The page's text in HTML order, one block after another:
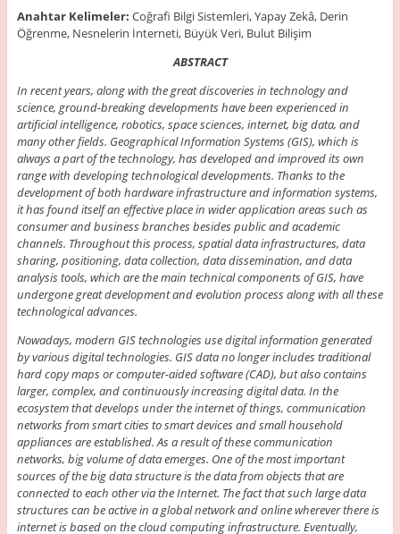
Anahtar Kelimeler: Coğrafi Bilgi Sistemleri, Yapay Zekâ, Derin
Öğrenme, Nesnelerin İnterneti, Büyük Veri, Bulut Bilişim
ABSTRACT
In recent years, along with the great discoveries in technology and
science, ground-breaking developments have been experienced in
artificial intelligence, robotics, space sciences, internet, big data, and
many other fields. Geographical Information Systems (GIS), which is
always a part of the technology, has developed and improved its own
range with developing technological developments. Thanks to the
development of both hardware infrastructure and information systems,
it has found itself an effective place in wider application areas such as
consumer and business branches besides public and academic
channels. Throughout this process, spatial data infrastructures, data
sharing, positioning, data collection, data dissemination, and data
analysis tools, which are the main technical components of GIS, have
undergone great development and evolution process along with all these
technological advances.
Nowadays, modern GIS technologies use digital information generated
by various digital technologies. GIS data no longer includes traditional
hard copy maps or computer-aided software (CAD), but also contains
larger, complex, and continuously increasing digital data. In the
ecosystem that develops under the internet of things, communication
networks from smart cities to smart devices and small household
appliances are established. As a result of these communication
networks, big volume of data emerges. One of the most important
sources of the big data structure is the data from objects that are
connected to each other via the Internet. The fact that such large data
structures can be active in a global network and online wherever there is
internet is based on the cloud computing infrastructure. Eventually,